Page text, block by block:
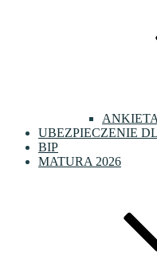
UBEZPIECZENIE
BIP
MATURA 2026